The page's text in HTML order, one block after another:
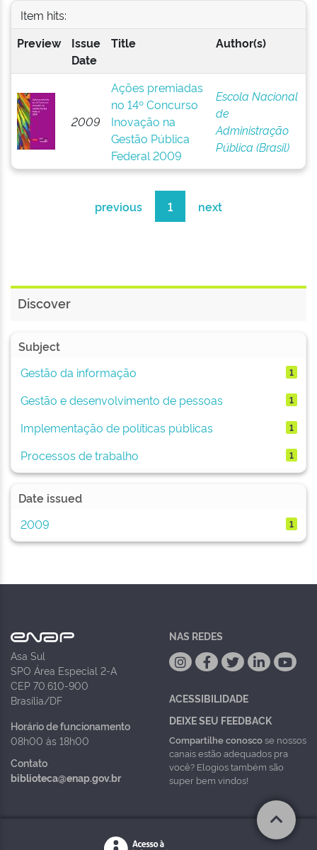
Item hits:
Preview
Issue
Date
Title Author(s)
2009
Ações premiadas
no 14º Concurso
Inovação na
Gestão Pública
Federal 2009
Escola Nacional
de
Administração
Pública (Brasil)
previous 1 next
Discover
Subject
Gestão da informação
1
Gestão e desenvolvimento de pessoas 1
Implementação de políticas públicas 1
Processos de trabalho 1
Date issued
2009
1
Asa Sul
SPO Área Especial 2-A
CEP 70.610-900
Brasília/DF
Horário de funcionamento
08h00 às 18h00
Contato
biblioteca@enap.gov.br
NAS REDES
ACESSIBILIDADE
DEIXE SEU FEEDBACK
Compartilhe conoscose nossos
canais estão adequados pra
você? Elogios também são
super bem vindos!